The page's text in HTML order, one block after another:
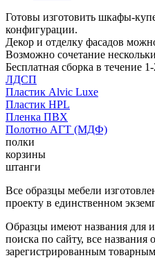
Готовы изготовить шкафы-
конфигурации.
Декор и отделку фасадов
Возможно сочетание
Бесплатная сборка в течение
ЛДСП
Пластик Alvic Luxe
Пластик HPL
Пленка ПВХ
Полотно АГТ (МДФ)
полки
корзины
штанги
Все образцы мебели
проекту в единственном
Образцы имеют названия для
поиска по сайту, все названия
зарегистрированным